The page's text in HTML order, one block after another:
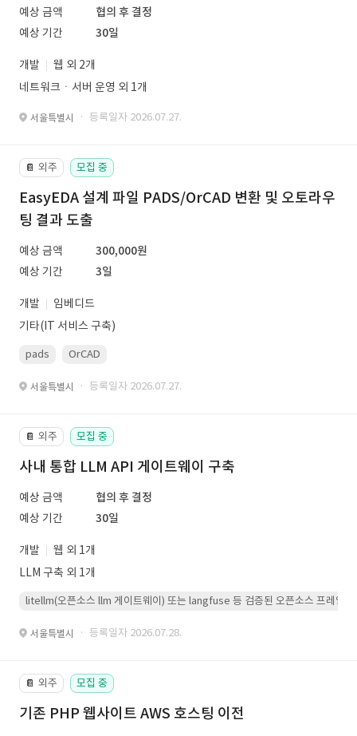
예상 금액
협의 후 결정
예상 기간
30일
개발
웹 외 2개
네트워크ㆍ서버 운영 외 1개
서울특별시 · 등록일자 2026.07.27.
📔 외주 모집 중
EasyEDA 설계 파일 PADS/OrCAD 변환 및 오토라우
팅 결과 도출
예상 금액
300,000원
예상 기간
3일
개발
임베디드
기타(IT 서비스 구축)
pads OrCAD
서울특별시 · 등록일자 2026.07.27.
📔 외주 모집 중
사내 통합 LLM API 게이트웨이 구축
예상 금액
협의 후 결정
예상 기간
30일
개발
웹 외 1개
LLM 구축 외 1개
litellm(오픈소스 llm 게이트웨이) 또는 langfuse 등 검증된 오픈소스 프레임워
서울특별시 · 등록일자 2026.07.28.
📔 외주 모집 중
기존 PHP 웹사이트 AWS 호스팅 이전